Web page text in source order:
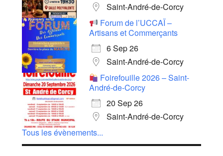
Saint-André-de-Corcy
Forum de l’UCCAÏ –
Artisans et Commerçants
6 Sep 26
Saint-André-de-Corcy
Foirefouille 2026 – Saint-
André-de-Corcy
20 Sep 26
Saint-André-de-Corcy
Tous les évènements...